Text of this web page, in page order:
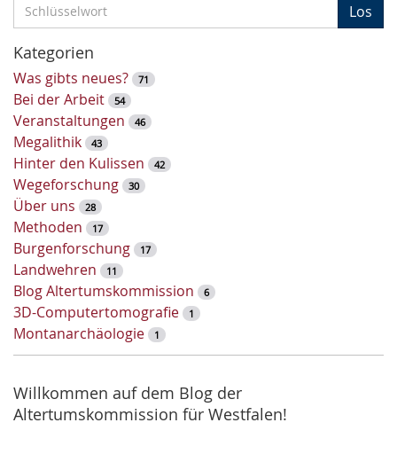
c
h
l
ü
s
s
e
l
w
o
r
t
-
S
u
c
e
Los
Kategorien
Was gibts neues? 71
Bei der Arbeit 54
Veranstaltungen 46
Megalithik 43
Hinter den Kulissen 42
Wegeforschung 30
Über uns 28
Methoden 17
Burgenforschung 17
Landwehren 11
Blog Altertumskommission 6
3D-Computertomografie 1
Montanarchäologie 1
Willkommen auf dem Blog der
Altertumskommission für Westfalen!